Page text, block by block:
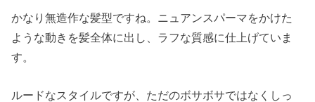
かなり無造作な髪型ですね。ニュアンスパーマをかけた
ような動きを髪全体に出し、ラフな質感に仕上げていま
す。
ルードなスタイルですが、ただのボサボサではなくしっ